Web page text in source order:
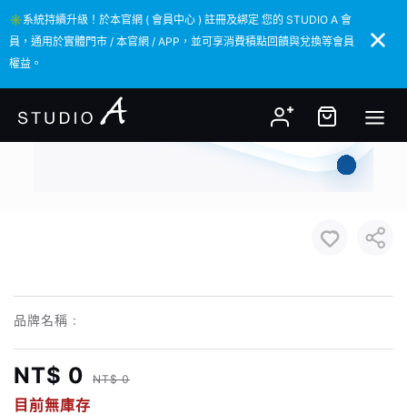
✳️系統持續升級！於本官網 ( 會員中心 ) 註冊及綁定 您的 STUDIO A 會
員，通用於實體門市 / 本官網 / APP，並可享消費積點回饋與兌換等會員
權益。
✳️系統持續升級！於本官網 ( 會員中心 ) 註冊及綁定 您的 STUDIO A 會
員，通用於實體門市 / 本官網 / APP，並可享消費積點回饋與兌換等會員
權益。
品牌名稱 :
NT$ 0 NT$ 0
目前無庫存